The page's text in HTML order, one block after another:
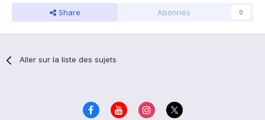
Share Abonnés 0
Aller sur la liste des sujets